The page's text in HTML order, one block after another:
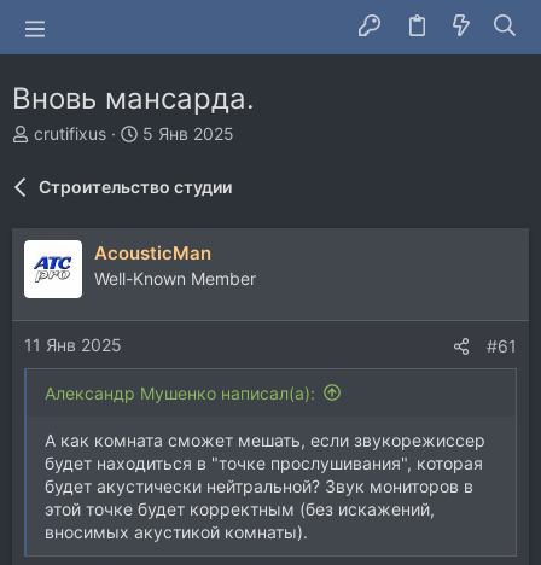
Вновь мансарда.
А
т
р
т
е
crutifixus
Д
н
а
ч
5 Янв 2025
Строительство студии
AcousticMan
Well-Known Member
11 Янв 2025 #61
Александр Мушенко написал(а):
А как комната сможет мешать, если звукорежиссер
будет находиться в "точке прослушивания", которая
будет акустически нейтральной? Звук мониторов в
этой точке будет корректным (без искажений,
вносимых акустикой комнаты).